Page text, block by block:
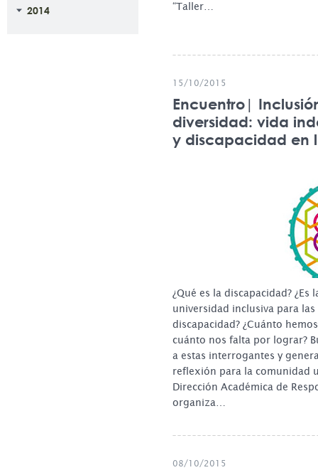
2014
“Taller…
15/10/2015
Encuentro|
diversidad: vida
y discapacidad en
¿Qué es la discapacidad? ¿Es
universidad inclusiva para
discapacidad? ¿Cuánto
cuánto nos falta por lograr?
a estas interrogantes y
reflexión para la comunidad
Dirección Académica de
organiza…
08/10/2015